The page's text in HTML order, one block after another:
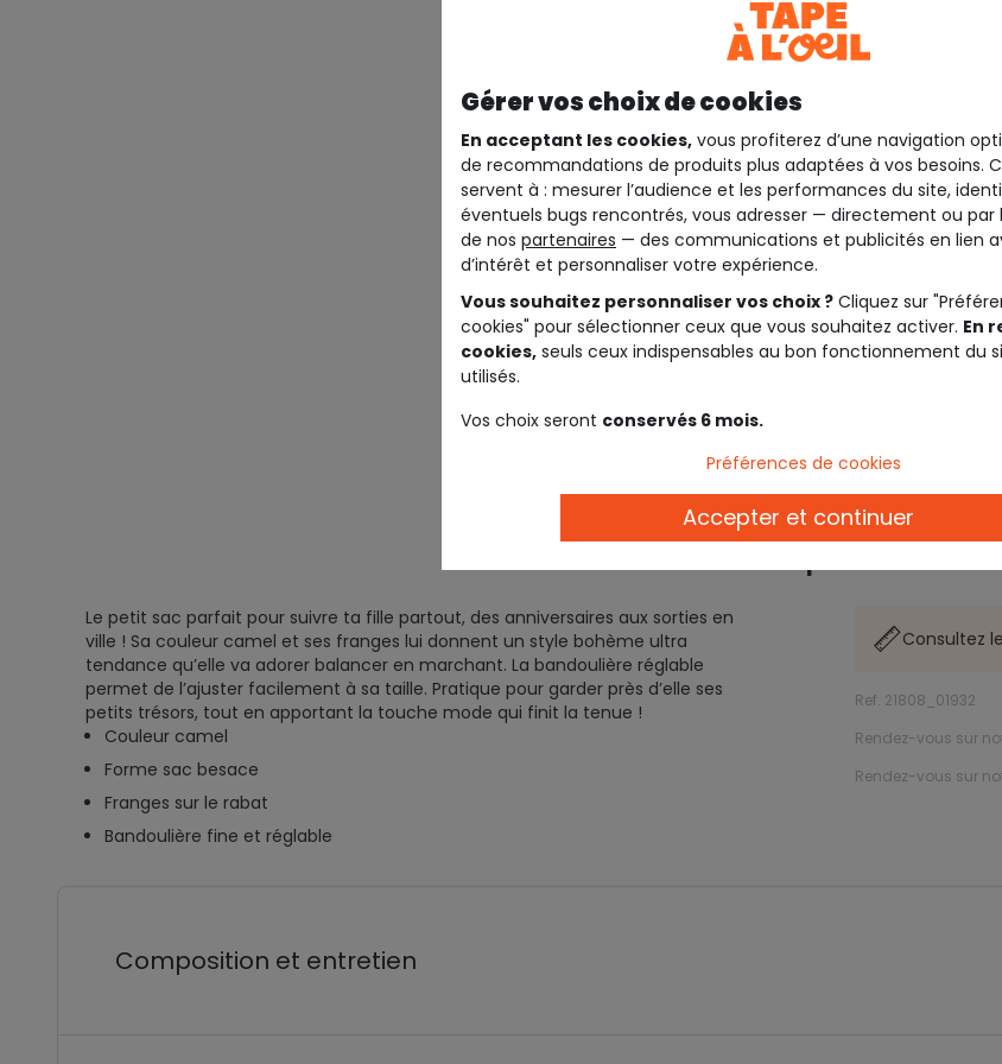
Le petit sac parfait pour suivre ta fille partout, des anniversaires aux sorties en
ville ! Sa couleur camel et ses franges lui donnent un style bohème ultra
tendance qu’elle va adorer balancer en marchant. La bandoulière réglable
permet de l’ajuster facilement à sa taille. Pratique pour garder près d’elle ses
petits trésors, tout en apportant la touche mode qui finit la tenue !
Couleur camel
Forme sac besace
Franges sur le rabat
Bandoulière fine et réglable
Consultez le
Ref. 21808_01932
Rendez-vous sur
Rendez-vous sur
Composition et entretien
Gérer vos choix de cookies
En acceptant les cookies, vous profiterez d’une navigation
de recommandations de produits plus adaptées à vos besoins.
servent à : mesurer l’audience et les performances du site,
éventuels bugs rencontrés, vous adresser — directement ou par
de nos partenaires — des communications et publicités en lien
d’intérêt et personnaliser votre expérience.
Vous souhaitez personnaliser vos choix ? Cliquez sur
cookies" pour sélectionner ceux que vous souhaitez activer. En
cookies, seuls ceux indispensables au bon fonctionnement du
utilisés.
Vos choix seront conservés 6 mois.
Préférences de cookies
Accepter et continuer